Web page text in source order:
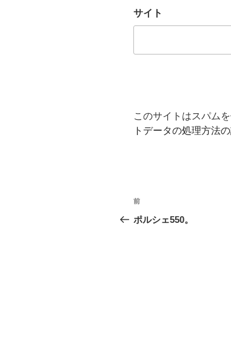
サイト
このサイトはスパム
トデータの処理方法
投
稿
前
の
前
ポルシェ550。